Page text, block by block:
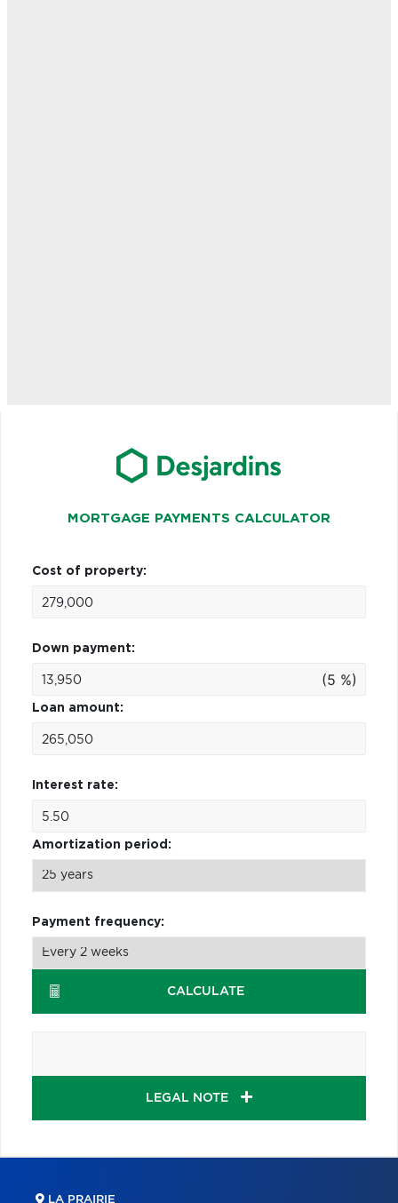
MORTGAGE PAYMENTS CALCULATOR
Cost of property:
Down payment:
(5 %)
Loan amount:
Interest rate:
Amortization period:
Payment frequency:
CALCULATE
LEGAL NOTE
LA PRAIRIE